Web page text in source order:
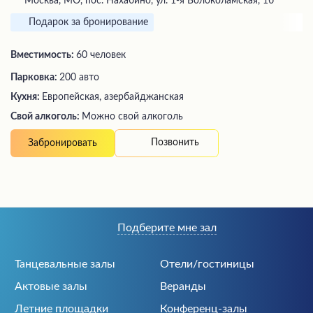
Подарок за бронирование
Вместимость: 60 человек
Парковка: 200 авто
Кухня: Европейская, азербайджанская
Свой алкоголь: Можно свой алкоголь
Забронировать Позвонить
Танцевальные залы
Отели/гостиницы
Актовые залы
Веранды
Летние площадки
Конференц-залы
Подберите мне зал